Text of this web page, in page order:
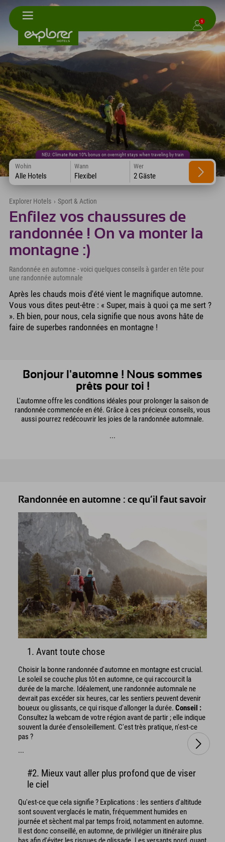
1
NEU: Climate Rate 10% bonus on overnight stays when traveling by train
Wohin
Alle Hotels
Wann
Flexibel
Wer
2 Gäste
Explorer Hotels › Sport & Action
Enfilez vos chaussures de
randonnée ! On va monter la
montagne :)
Randonnée en automne - voici quelques conseils à garder en tête pour
une randonnée automnale
Après les chauds mois d'été vient le magnifique automne.
Vous vous dites peut-être : « Super, mais à quoi ça me sert ?
». Eh bien, pour nous, cela signifie que nous avons hâte de
faire de superbes randonnées en montagne !
Bonjour l'automne ! Nous sommes
prêts pour toi !
L'automne offre les conditions idéales pour prolonger la saison de
randonnée commencée en été. Grâce à ces précieux conseils, vous
aussi pourrez redécouvrir les joies de la randonnée automnale.
...
Randonnée en automne : ce qu’il faut savoir
1. Avant toute chose
Choisir la bonne randonnée d'automne en montagne est crucial.
Le soleil se couche plus tôt en automne, ce qui raccourcit la
durée de la marche. Idéalement, une randonnée automnale ne
devrait pas excéder six heures, car les sentiers peuvent devenir
boueux ou glissants, ce qui risque d'allonger la durée. Conseil :
Consultez la webcam de votre région avant de partir ; elle indique
souvent la durée d'ensoleillement. C'est très pratique, n'est-ce
pas ?
...
#2. Mieux vaut aller plus profond que de viser
le ciel
Qu'est-ce que cela signifie ? Explications : les sentiers d'altitude
sont souvent verglacés le matin, fréquemment humides en
journée et sèchent mal par temps froid, notamment en automne.
Il est donc conseillé, en automne, de privilégier un itinéraire plus